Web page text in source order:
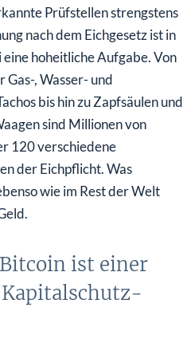
Prüfstellen strengstens
nach dem Eichgesetz ist in
hoheitliche Aufgabe. Von
, Wasser- und
bis hin zu Zapfsäulen und
sind Millionen von
120 verschiedene
der Eichpflicht. Was
wie im Rest der Welt
ist einer